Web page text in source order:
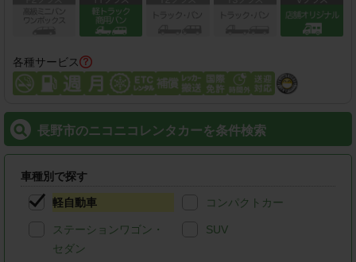
各種サービス
長野市のニコニコレンタカーを条件検索
車種別で探す
軽自動車 コンパクトカー
ステーションワゴン・
セダン
SUV